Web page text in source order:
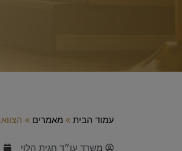
עמוד הבית » מאמרים »
משרד עו״ד חגית הלוי